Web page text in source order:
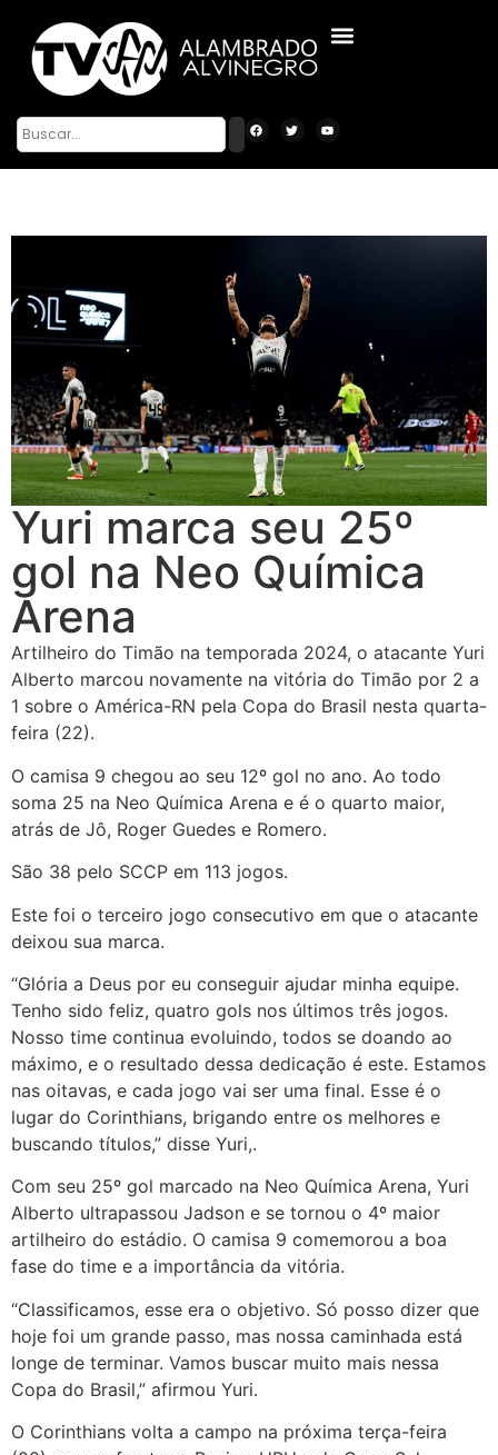
Yuri marca seu 25º
gol na Neo Química
Arena
Artilheiro do Timão na temporada 2024, o atacante Yuri
Alberto marcou novamente na vitória do Timão por 2 a
1 sobre o América-RN pela Copa do Brasil nesta quarta-
feira (22).
O camisa 9 chegou ao seu 12º gol no ano. Ao todo
soma 25 na Neo Química Arena e é o quarto maior,
atrás de Jô, Roger Guedes e Romero.
São 38 pelo SCCP em 113 jogos.
Este foi o terceiro jogo consecutivo em que o atacante
deixou sua marca.
“Glória a Deus por eu conseguir ajudar minha equipe.
Tenho sido feliz, quatro gols nos últimos três jogos.
Nosso time continua evoluindo, todos se doando ao
máximo, e o resultado dessa dedicação é este. Estamos
nas oitavas, e cada jogo vai ser uma final. Esse é o
lugar do Corinthians, brigando entre os melhores e
buscando títulos,” disse Yuri,.
Com seu 25º gol marcado na Neo Química Arena, Yuri
Alberto ultrapassou Jadson e se tornou o 4º maior
artilheiro do estádio. O camisa 9 comemorou a boa
fase do time e a importância da vitória.
“Classificamos, esse era o objetivo. Só posso dizer que
hoje foi um grande passo, mas nossa caminhada está
longe de terminar. Vamos buscar muito mais nessa
Copa do Brasil,” afirmou Yuri.
O Corinthians volta a campo na próxima terça-feira